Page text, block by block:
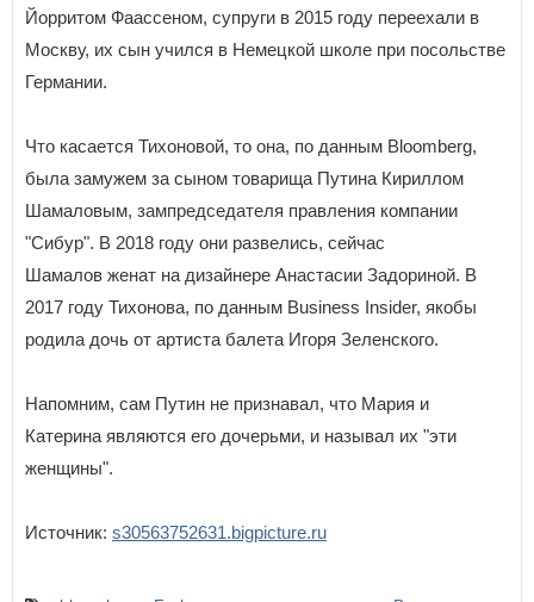
Йорритом Фаассеном, супруги в 2015 году переехали в
Москву, их сын учился в Немецкой школе при посольстве
Германии.
Что касается Тихоновой, то она, по данным Bloomberg,
была замужем за сыном товарища Путина Кириллом
Шамаловым, зампредседателя правления компании
"Сибур". В 2018 году они развелись, сейчас
Шамалов женат на дизайнере Анастасии Задориной. В
2017 году Тихонова, по данным Business Insider, якобы
родила дочь от артиста балета Игоря Зеленского.
Напомним, сам Путин не признавал, что Мария и
Катерина являются его дочерьми, и называл их "эти
женщины".
Источник: s30563752631.bigpicture.ru